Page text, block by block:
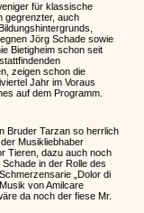
für klassische
gegrenzter, auch
Jörg Schade sowie
Bietigheim schon seit
zeigen schon die
Jahr im Voraus
auf dem Programm.
Bruder Tarzan so herrlich
Musikliebhaber
Tieren, dazu auch noch
in der Rolle des
„Dolor di
von Amilcare
da noch der fiese Mr.